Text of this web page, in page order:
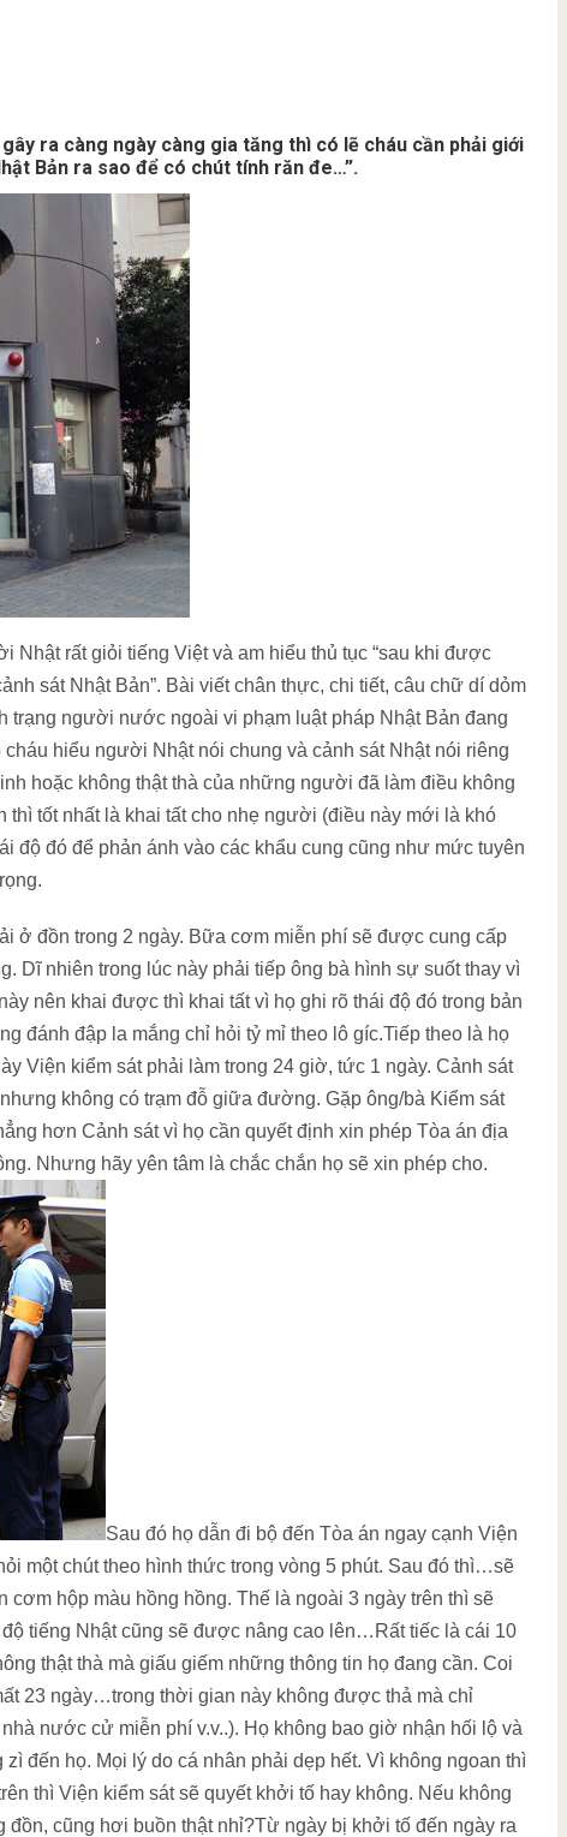
ra càng ngày càng gia tăng thì có lẽ cháu cần phải giới
Bản ra sao để có chút tính răn đe…”.
Nhật rất giỏi tiếng Việt và am hiểu thủ tục “sau khi được
sát Nhật Bản”. Bài viết chân thực, chi tiết, câu chữ dí dỏm
người nước ngoài vi phạm luật pháp Nhật Bản đang
hiểu người Nhật nói chung và cảnh sát Nhật nói riêng
hoặc không thật thà của những người đã làm điều không
thì tốt nhất là khai tất cho nhẹ người (điều này mới là khó
độ đó để phản ánh vào các khẩu cung cũng như mức tuyên
ở đồn trong 2 ngày. Bữa cơm miễn phí sẽ được cung cấp
Dĩ nhiên trong lúc này phải tiếp ông bà hình sự suốt thay vì
nên khai được thì khai tất vì họ ghi rõ thái độ đó trong bản
đánh đập la mắng chỉ hỏi tỷ mỉ theo lô gíc.Tiếp theo là họ
Viện kiểm sát phải làm trong 24 giờ, tức 1 ngày. Cảnh sát
không có trạm đỗ giữa đường. Gặp ông/bà Kiểm sát
hơn Cảnh sát vì họ cần quyết định xin phép Tòa án địa
Nhưng hãy yên tâm là chắc chắn họ sẽ xin phép cho.
Sau đó họ dẫn đi bộ đến Tòa án ngay cạnh Viện
một chút theo hình thức trong vòng 5 phút. Sau đó thì…sẽ
hộp màu hồng hồng. Thế là ngoài 3 ngày trên thì sẽ
tiếng Nhật cũng sẽ được nâng cao lên…Rất tiếc là cái 10
thật thà mà giấu giếm những thông tin họ đang cần. Coi
23 ngày…trong thời gian này không được thả mà chỉ
nước cử miễn phí v.v..). Họ không bao giờ nhận hối lộ và
đến họ. Mọi lý do cá nhân phải dẹp hết. Vì không ngoan thì
thì Viện kiểm sát sẽ quyết khởi tố hay không. Nếu không
cũng hơi buồn thật nhỉ?Từ ngày bị khởi tố đến ngày ra